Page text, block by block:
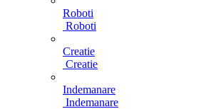
Roboti
Roboti
Creatie
Creatie
Indemanare
Indemanare